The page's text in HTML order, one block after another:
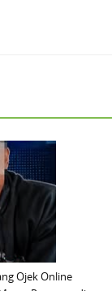
Ojek Online